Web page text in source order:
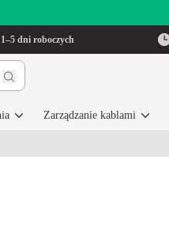
1–5 dni roboczych
Zarządzanie kablami